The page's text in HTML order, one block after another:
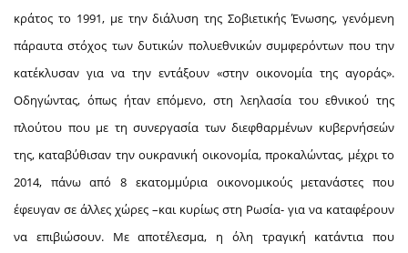
κράτος το 1991, με την διάλυση της Σοβιετικής Ένωσης, γενόμενη
πάραυτα στόχος των δυτικών πολυεθνικών συμφερόντων που την
κατέκλυσαν για να την εντάξουν «στην οικονομία της αγοράς».
Οδηγώντας, όπως ήταν επόμενο, στη λεηλασία του εθνικού της
πλούτου που με τη συνεργασία των διεφθαρμένων κυβερνήσεών
της, καταβύθισαν την ουκρανική οικονομία, προκαλώντας, μέχρι το
2014, πάνω από 8 εκατομμύρια οικονομικούς μετανάστες που
έφευγαν σε άλλες χώρες –και κυρίως στη Ρωσία- για να καταφέρουν
να επιβιώσουν. Με αποτέλεσμα, η όλη τραγική κατάντια που